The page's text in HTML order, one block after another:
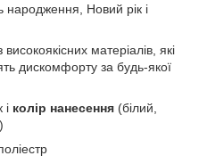
народження, Новий рік і
матеріалів, які
дискомфорту за будь-якої
і колір нанесення (білий,